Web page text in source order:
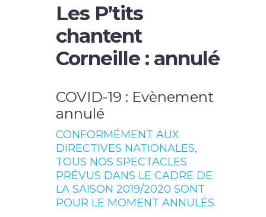
Les P’tits
chantent
Corneille : annulé
COVID-19 : Evènement
annulé
CONFORMÉMENT AUX
DIRECTIVES NATIONALES,
TOUS NOS SPECTACLES
PRÉVUS DANS LE CADRE DE
LA SAISON 2019/2020 SONT
POUR LE MOMENT ANNULÉS.